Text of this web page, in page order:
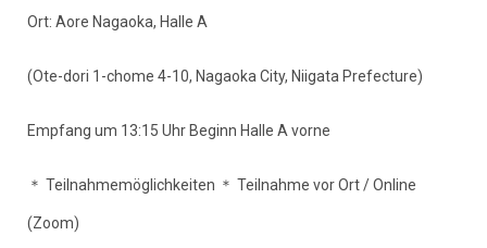
Ort: Aore Nagaoka, Halle A
(Ote-dori 1-chome 4-10, Nagaoka City, Niigata Prefecture)
Empfang um 13:15 Uhr Beginn Halle A vorne
＊ Teilnahmemöglichkeiten ＊ Teilnahme vor Ort / Online
(Zoom)